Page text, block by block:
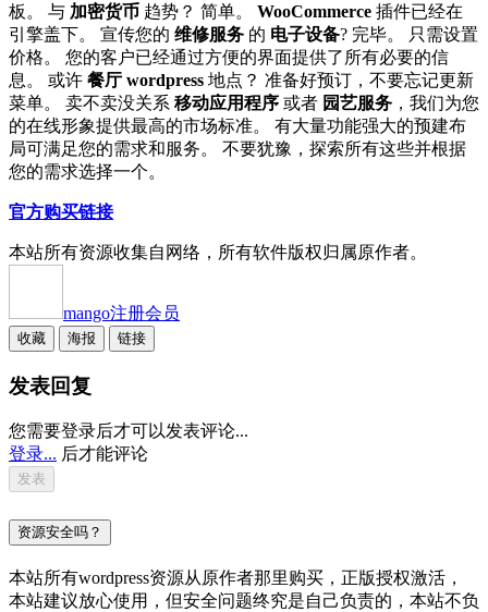
板。 与 加密货币 趋势？ 简单。 WooCommerce 插件已经在
引擎盖下。 宣传您的 维修服务 的 电子设备? 完毕。 只需设置
价格。 您的客户已经通过方便的界面提供了所有必要的信
息。 或许 餐厅 wordpress 地点？ 准备好预订，不要忘记更新
菜单。 卖不卖没关系 移动应用程序 或者 园艺服务 ，我们为您
的在线形象提供最高的市场标准。 有大量功能强大的预建布
局可满足您的需求和服务。 不要犹豫，探索所有这些并根据
您的需求选择一个。
官方购买链接
本站所有资源收集自网络，所有软件版权归属原作者。
mango注册会员
收藏 海报 链接
发表回复
您需要登录后才可以发表评论...
登录... 后才能评论
资源安全吗？
本站所有wordpress资源从原作者那里购买，正版授权激活，
本站建议放心使用，但安全问题终究是自己负责的，本站不负